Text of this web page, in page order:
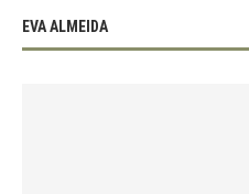
EVA ALMEIDA